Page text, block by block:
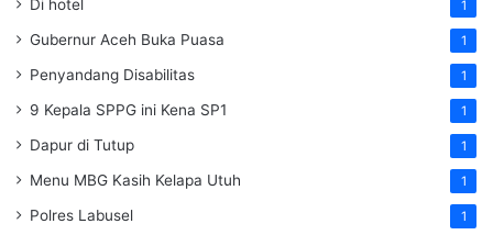
Di hotel 1
Gubernur Aceh Buka Puasa 1
Penyandang Disabilitas 1
9 Kepala SPPG ini Kena SP1 1
Dapur di Tutup 1
Menu MBG Kasih Kelapa Utuh 1
Polres Labusel 1